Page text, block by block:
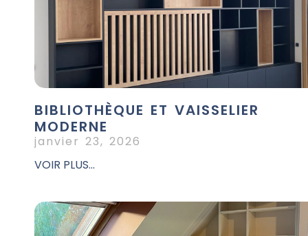
BIBLIOTHÈQUE ET VAISSELIER
MODERNE
janvier 23, 2026
VOIR PLUS...